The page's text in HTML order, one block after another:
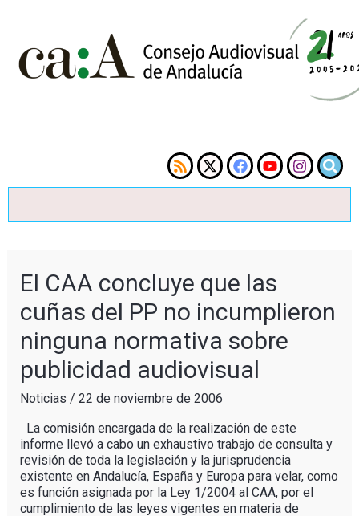
El CAA concluye que las
cuñas del PP no incumplieron
ninguna normativa sobre
publicidad audiovisual
Noticias / 22 de noviembre de 2006
La comisión encargada de la realización de este
informe llevó a cabo un exhaustivo trabajo de consulta y
revisión de toda la legislación y la jurisprudencia
existente en Andalucía, España y Europa para velar, como
es función asignada por la Ley 1/2004 al CAA, por el
cumplimiento de las leyes vigentes en materia de